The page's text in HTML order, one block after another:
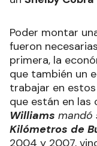
Poder montar
fueron
primera, la
que también un
trabajar en
que están en las
Williams mandó
Kilómetros de